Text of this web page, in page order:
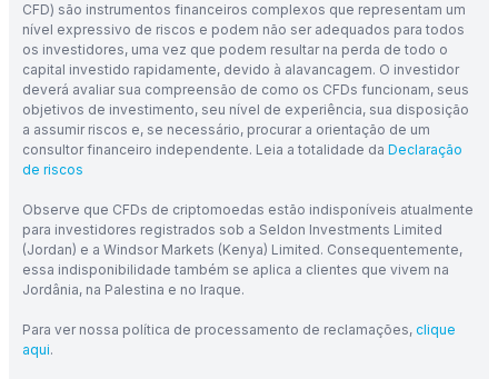
CFD) são instrumentos financeiros complexos que representam um
nível expressivo de riscos e podem não ser adequados para todos
os investidores, uma vez que podem resultar na perda de todo o
capital investido rapidamente, devido à alavancagem. O investidor
deverá avaliar sua compreensão de como os CFDs funcionam, seus
objetivos de investimento, seu nível de experiência, sua disposição
a assumir riscos e, se necessário, procurar a orientação de um
consultor financeiro independente. Leia a totalidade da Declaração
de riscos
Observe que CFDs de criptomoedas estão indisponíveis atualmente
para investidores registrados sob a Seldon Investments Limited
(Jordan) e a Windsor Markets (Kenya) Limited. Consequentemente,
essa indisponibilidade também se aplica a clientes que vivem na
Jordânia, na Palestina e no Iraque.
Para ver nossa política de processamento de reclamações, clique
aqui.